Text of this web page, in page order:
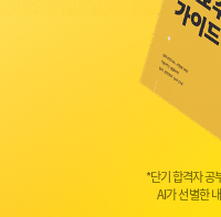
*단기 합격자 공
AI가 선별한